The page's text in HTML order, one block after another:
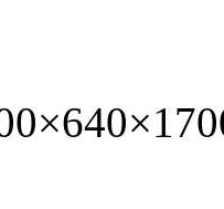
×640×